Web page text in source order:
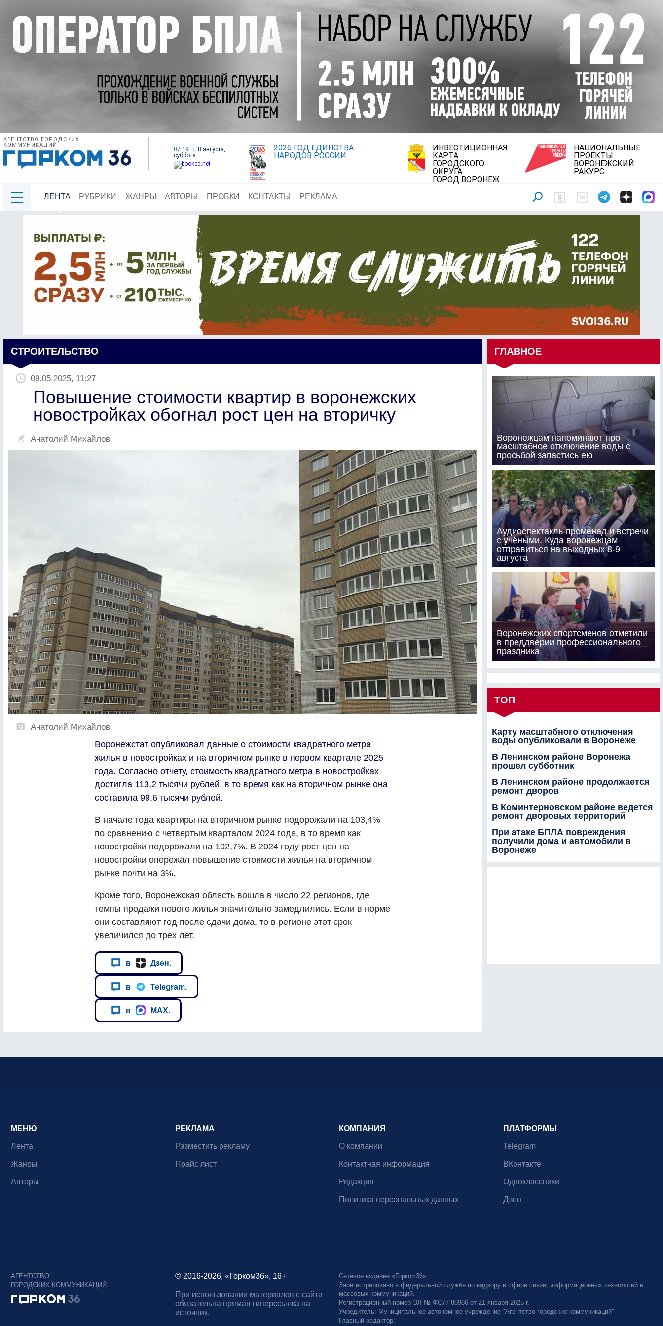
АГЕНТСТВО ГОРОДСКИХ
КОММУНИКАЦИЙ
07:19
8 августа,
суббота
2026 ГОД ЕДИНСТВА
НАРОДОВ РОССИИ
ИНВЕСТИЦИОННАЯ
КАРТА
ГОРОДСКОГО
ОКРУГА
ГОРОД ВОРОНЕЖ
НАЦИОНАЛЬНЫЕ
ПРОЕКТЫ:
ВОРОНЕЖСКИЙ
РАКУРС
ЛЕНТА РУБРИКИ ЖАНРЫ АВТОРЫ ПРОБКИ КОНТАКТЫ РЕКЛАМА
СТРОИТЕЛЬСТВО
09.05.2025, 11:27
Повышение стоимости квартир в воронежских
новостройках обогнал рост цен на вторичку
Анатолий Михайлов
Анатолий Михайлов
Воронежстат опубликовал данные о стоимости квадратного метра
жилья в новостройках и на вторичном рынке в первом квартале 2025
года. Согласно отчету, стоимость квадратного метра в новостройках
достигла 113,2 тысячи рублей, в то время как на вторичном рынке она
составила 99,6 тысячи рублей.
В начале года квартиры на вторичном рынке подорожали на 103,4%
по сравнению с четвертым кварталом 2024 года, в то время как
новостройки подорожали на 102,7%. В 2024 году рост цен на
новостройки опережал повышение стоимости жилья на вторичном
рынке почти на 3%.
Кроме того, Воронежская область вошла в число 22 регионов, где
темпы продажи нового жилья значительно замедлились. Если в норме
они составляют год после сдачи дома, то в регионе этот срок
увеличился до трех лет.
в Дзен.
в Telegram.
в MAX.
ГЛАВНОЕ
Воронежцам напоминают про
масштабное отключение воды с
просьбой запастись ею
Аудиоспектакль-променад и встречи
с учёными. Куда воронежцам
отправиться на выходных 8-9
августа
Воронежских спортсменов отметили
в преддверии профессионального
праздника
ТОП
Карту масштабного отключения
воды опубликовали в Воронеже
В Ленинском районе Воронежа
прошел субботник
В Ленинском районе продолжается
ремонт дворов
В Коминтерновском районе ведется
ремонт дворовых территорий
При атаке БПЛА повреждения
получили дома и автомобили в
Воронеже
МЕНЮ
Лента
Жанры
Авторы
РЕКЛАМА
Разместить рекламу
Прайс лист
КОМПАНИЯ
О компании
Контактная информация
Редакция
Политика персональных данных
ПЛАТФОРМЫ
Telegram
ВКонтакте
Одноклассники
Дзен
АГЕНТСТВО
ГОРОДСКИХ КОММУНИКАЦИЙ
© 2016-2026, «Горком36», 16+
При использовании материалов с сайта
обязательна прямая гиперссылка на
источник.
Сетевое издание «Горком36».
Зарегистрировано в федеральной службе по надзору в сфере связи, информационных технологий и
массовых коммуникаций.
Регистрационный номер ЭЛ № ФС77-88966 от 21 января 2025 г.
Учредитель: Муниципальное автономное учреждение "Агентство городских коммуникаций"
Главный редактор: